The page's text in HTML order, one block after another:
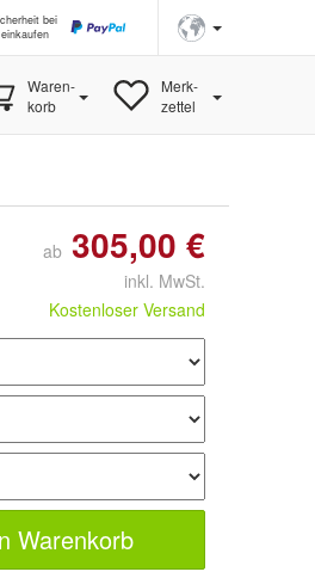
bei
Waren-
korb
Merk-
zettel
ab 305,00 €
inkl. MwSt.
Kostenloser Versand
Warenkorb